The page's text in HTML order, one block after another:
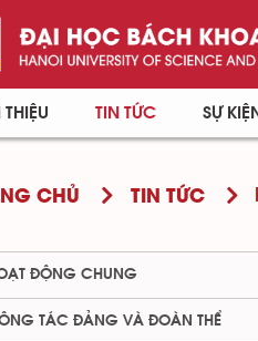
TIN TỨC SỰ
CHỦ TIN TỨC
ĐỘNG CHUNG
TÁC ĐẢNG VÀ ĐOÀN THỂ